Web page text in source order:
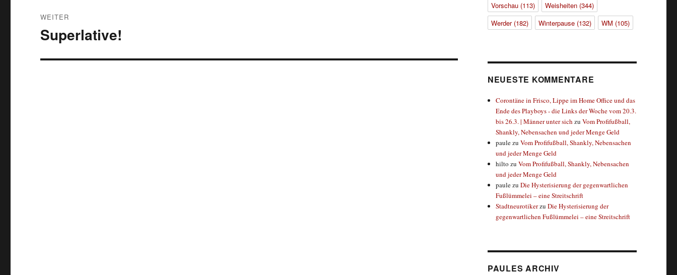
WEITER
Nächster
Beitrag:
Superlative!
Vorschau(113) Weisheiten(344)
Werder(182) Winterpause(132) WM (105)
NEUESTE KOMMENTARE
Corontäne in Frisco, Lippe im Home Office und das
Ende des Playboys - die Links der Woche vom 20.3.
bis 26.3. | Männer unter sich zuVom Profifußball,
Shankly, Nebensachen und jeder Menge Geld
paulezuVom Profifußball, Shankly, Nebensachen
und jeder Menge Geld
hilto zuVom Profifußball, Shankly, Nebensachen
und jeder Menge Geld
paulezuDie Hysterisierung der gegenwartlichen
Fußlümmelei – eine Streitschrift
StadtneurotikerzuDie Hysterisierung der
gegenwartlichen Fußlümmelei – eine Streitschrift
PAULES ARCHIV